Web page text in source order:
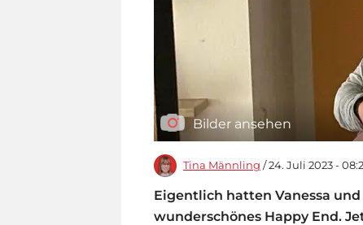
Bilder ansehen
Tina Männling / 24. Juli 2023 -
Eigentlich hatten Vanessa
wunderschönes Happy End.